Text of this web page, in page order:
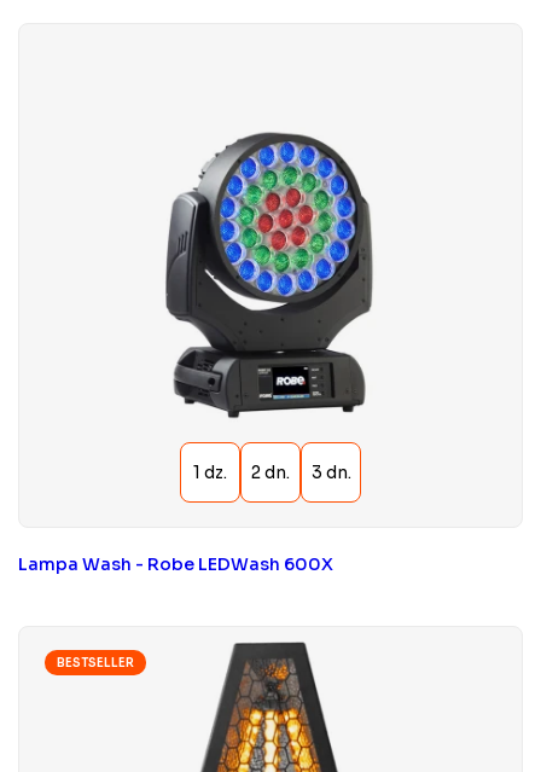
Lampa Wash - Robe LEDWash 600X
BESTSELLER